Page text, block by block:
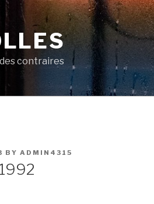
contraires
BY ADMIN4315